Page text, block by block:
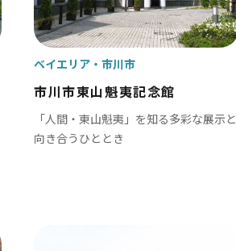
東庄町
芝山町
市川市東山魁夷記念館
「人間・東山魁夷」を知る多彩な展示と
向き合うひととき
ベイエリア 市川市